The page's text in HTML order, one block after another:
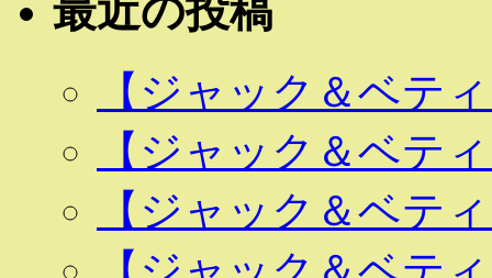
最近の投稿
【ジャック＆ベテ
【ジャック＆ベテ
【ジャック＆ベテ